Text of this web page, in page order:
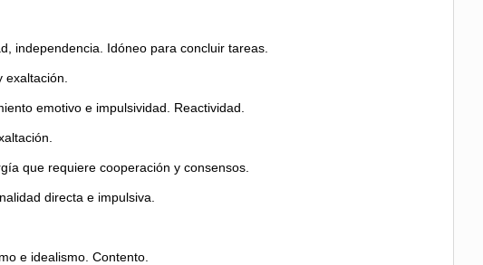
independencia. Idóneo para concluir tareas.
emotivo e impulsividad. Reactividad.
que requiere cooperación y consensos.
directa e impulsiva.
e idealismo. Contento.